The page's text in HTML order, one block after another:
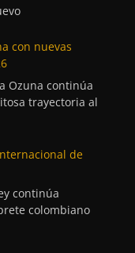
con nuevas
Ozuna continúa
trayectoria al
de
continúa
colombiano